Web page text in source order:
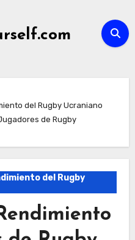
del Rugby Ucraniano
de Rugby
del Rugby